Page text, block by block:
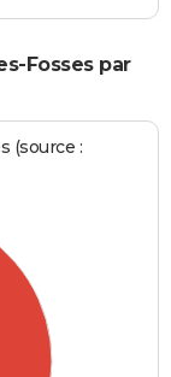
Fosses par
(source :